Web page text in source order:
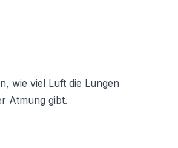
wie viel Luft die Lungen
Atmung gibt.